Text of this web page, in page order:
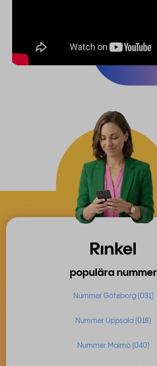
populära nummer
Nummer Göteborg (031)
Nummer Uppsala (018)
Nummer Malmö (040)